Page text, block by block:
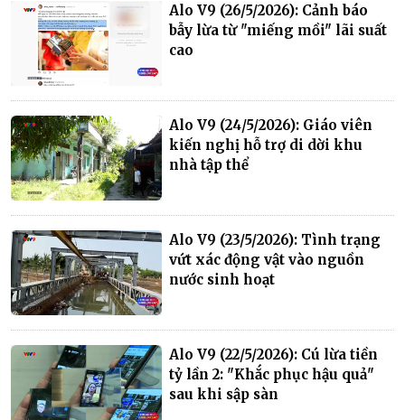
Alo V9 (26/5/2026): Cảnh báo
bẫy lừa từ "miếng mồi" lãi suất
cao
Alo V9 (24/5/2026): Giáo viên
kiến nghị hỗ trợ di dời khu
nhà tập thể
Alo V9 (23/5/2026): Tình trạng
vứt xác động vật vào nguồn
nước sinh hoạt
Alo V9 (22/5/2026): Cú lừa tiền
tỷ lần 2: "Khắc phục hậu quả"
sau khi sập sàn